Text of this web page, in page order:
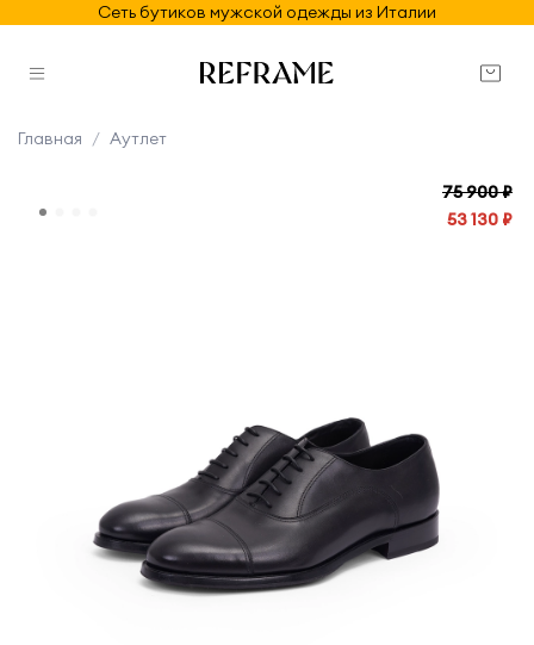
Сеть бутиков мужской одежды из Италии
Главная Аутлет
75 900 ₽
53 130 ₽